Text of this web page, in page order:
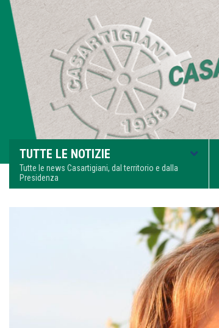
TUTTE LE NOTIZIE
Tutte le news Casartigiani, dal territorio e dalla
Presidenza